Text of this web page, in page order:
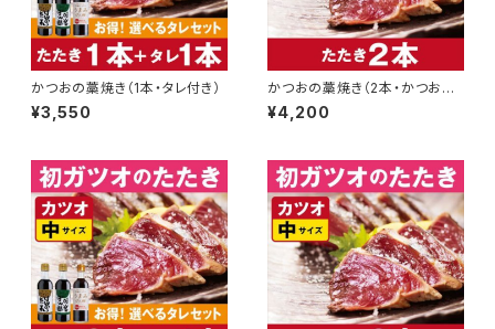
かつおの藁焼き（1本・タレ付き）
¥3,550
かつおの藁焼き（2本・かつおの
み）
¥4,200